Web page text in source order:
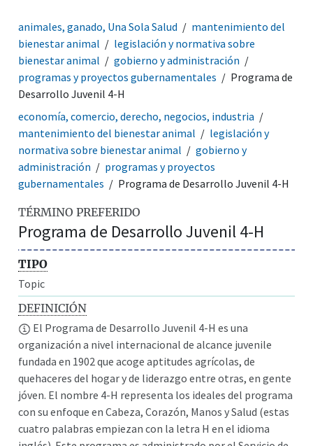
animales, ganado, Una Sola Salud
mantenimiento del
bienestar animal
legislación y normativa sobre
bienestar animal
gobierno y administración
programas y proyectos gubernamentales
Programa de
Desarrollo Juvenil 4-H
economía, comercio, derecho, negocios, industria
mantenimiento del bienestar animal
legislación y
normativa sobre bienestar animal
gobierno y
administración
programas y proyectos
gubernamentales
Programa de Desarrollo Juvenil 4-H
TÉRMINO PREFERIDO
Programa de Desarrollo Juvenil 4-H
TIPO
Topic
DEFINICIÓN
El Programa de Desarrollo Juvenil 4-H es una
organización a nivel internacional de alcance juvenile
fundada en 1902 que acoge aptitudes agrícolas, de
quehaceres del hogar y de liderazgo entre otras, en gente
jóven. El nombre 4-H representa los ideales del programa
con su enfoque en Cabeza, Corazón, Manos y Salud (estas
cuatro palabras empiezan con la letra H en el idioma